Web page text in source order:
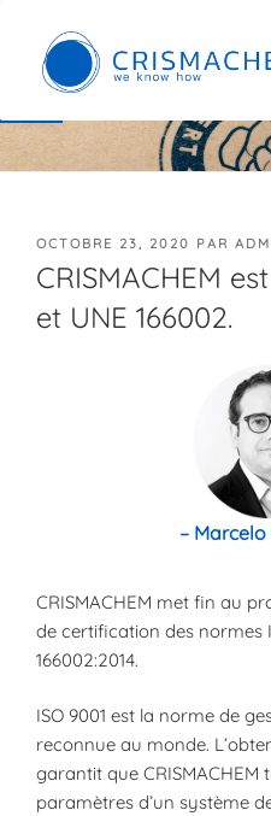
Ouvrir la barre
contenu
principal
PUBLIÉ
LE
OCTOBRE 23, 2020 PAR
CRISMACHEM
et UNE 166002.
–
CRISMACHEM met fin au
de certification des normes
166002:2014.
ISO 9001 est la norme de
reconnue au monde.
garantit que CRISMACHEM
paramètres d’un système